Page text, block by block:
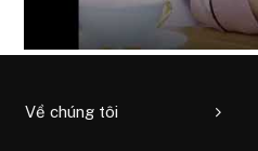
Về chúng tôi